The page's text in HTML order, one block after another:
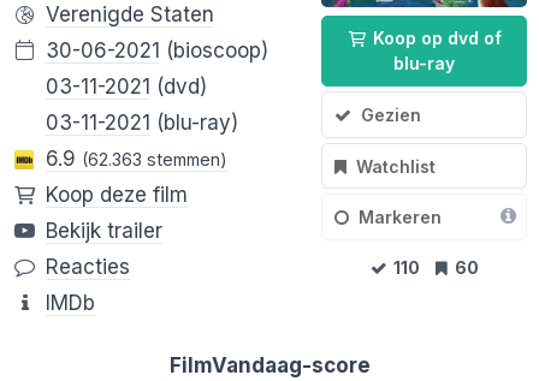
Koop op dvd of
blu-ray
Gezien
Watchlist
Markeren
110 60
Verenigde Staten
30-06-2021 (bioscoop)
03-11-2021 (dvd)
03-11-2021 (blu-ray)
6.9 (62.363 stemmen)
Koop deze film
Bekijk trailer
Reacties
IMDb
FilmVandaag-score